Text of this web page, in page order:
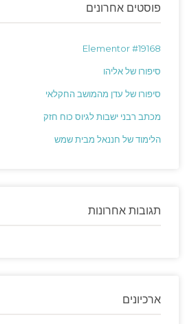
פוסטים אחרונים
Elementor #19168
סיפורו של אליהו
סיפורו של עדן מהמושב החקלאי
מכתב רבני ישבות לגיוס כוח חזק
הלימוד של חננאל מבית שמש
תגובות אחרונות
ארכיונים